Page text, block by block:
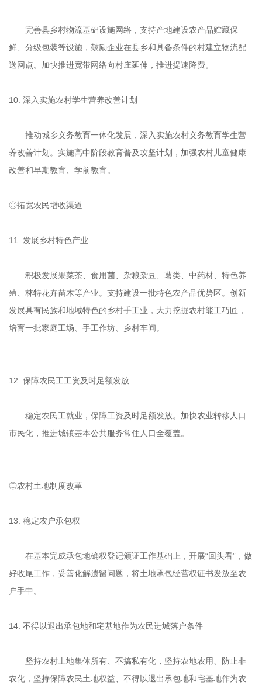
完善县乡村物流基础设施网络，支持产地建设农产品贮藏保
鲜、分级包装等设施，鼓励企业在县乡和具备条件的村建立物流配
送网点。加快推进宽带网络向村庄延伸，推进提速降费。
10. 深入实施农村学生营养改善计划
推动城乡义务教育一体化发展，深入实施农村义务教育学生营
养改善计划。实施高中阶段教育普及攻坚计划，加强农村儿童健康
改善和早期教育、学前教育。
◎拓宽农民增收渠道
11. 发展乡村特色产业
积极发展果菜茶、食用菌、杂粮杂豆、薯类、中药材、特色养
殖、林特花卉苗木等产业。支持建设一批特色农产品优势区。创新
发展具有民族和地域特色的乡村手工业，大力挖掘农村能工巧匠，
培育一批家庭工场、手工作坊、乡村车间。
12. 保障农民工工资及时足额发放
稳定农民工就业，保障工资及时足额发放。加快农业转移人口
市民化，推进城镇基本公共服务常住人口全覆盖。
◎农村土地制度改革
13. 稳定农户承包权
在基本完成承包地确权登记颁证工作基础上，开展“回头看”，做
好收尾工作，妥善化解遗留问题，将土地承包经营权证书发放至农
户手中。
14. 不得以退出承包地和宅基地作为农民进城落户条件
坚持农村土地集体所有、不搞私有化，坚持农地农用、防止非
农化，坚持保障农民土地权益、不得以退出承包地和宅基地作为农